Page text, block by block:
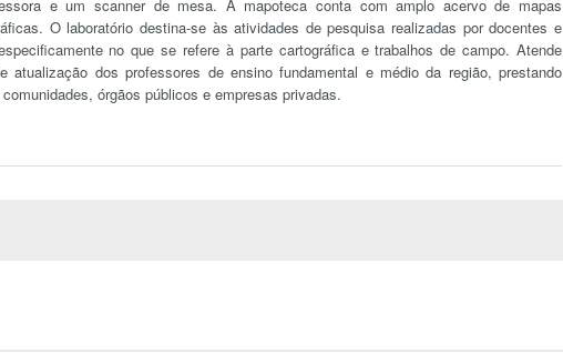
e um scanner de mesa. A mapoteca conta com amplo acervo de mapas
O laboratório destina-se às atividades de pesquisa realizadas por docentes e
no que se refere à parte cartográfica e trabalhos de campo. Atende
atualização dos professores de ensino fundamental e médio da região, prestando
órgãos públicos e empresas privadas.